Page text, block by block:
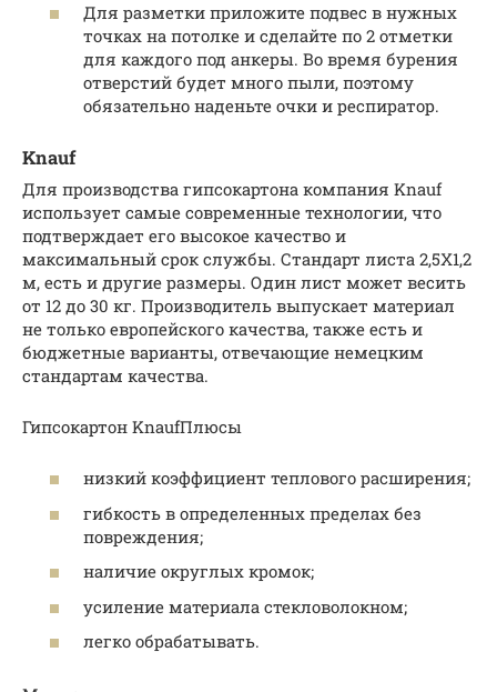
Для разметки приложите подвес в нужных
точках на потолке и сделайте по 2 отметки
для каждого под анкеры. Во время бурения
отверстий будет много пыли, поэтому
обязательно наденьте очки и респиратор.
Knauf
Для производства гипсокартона компания Knauf
использует самые современные технологии, что
подтверждает его высокое качество и
максимальный срок службы. Стандарт листа 2,5Х1,2
м, есть и другие размеры. Один лист может весить
от 12 до 30 кг. Производитель выпускает материал
не только европейского качества, также есть и
бюджетные варианты, отвечающие немецким
стандартам качества.
Гипсокартон KnaufПлюсы
низкий коэффициент теплового расширения;
гибкость в определенных пределах без
повреждения;
наличие округлых кромок;
усиление материала стекловолокном;
легко обрабатывать.